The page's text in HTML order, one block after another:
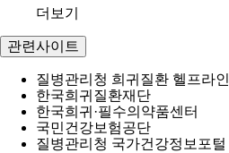
더보기
관련사이트
질병관리청 희귀질환 헬프라인
한국희귀질환재단
한국희귀·필수의약품센터
국민건강보험공단
질병관리청 국가건강정보포털